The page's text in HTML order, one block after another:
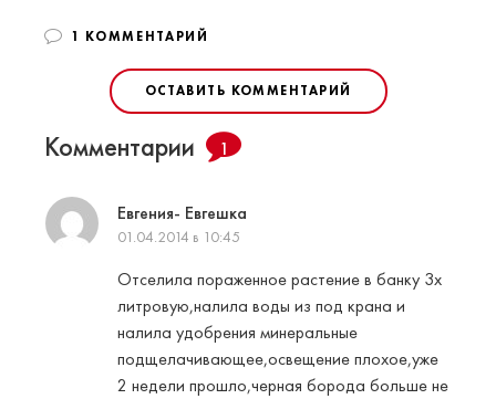
1 КОММЕНТАРИЙ
ОСТАВИТЬ КОММЕНТАРИЙ
Комментарии 1
Евгения- Евгешка
01.04.2014 в 10:45
Отселила пораженное растение в банку 3х
литровую,налила воды из под крана и
налила удобрения минеральные
подщелачивающее,освещение плохое,уже
2 недели прошло,черная борода больше не